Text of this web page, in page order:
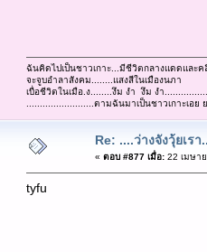
ฉันคิดไปเป็นชาวเกาะ...มีชีวิตกลางแดดและค
จะจูบอำลาสังคม........แสงสีในเมืองนภา
เบื่อชีวิตในเมือ.ง........งึม งำ งึม งำ
.........................ตามฉันมาเป็นชาวเกาะเอ
Re: ....ว่างจังวุ้ยเรา
« ตอบ #877 เมื่อ:22 เมษา
tyfu